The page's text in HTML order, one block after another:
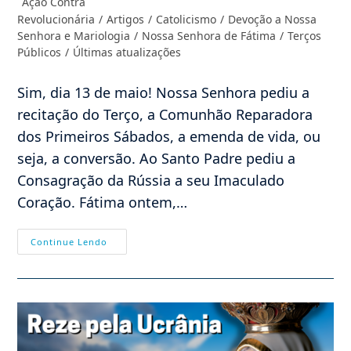
post:
do
post:
Revolucionária / Artigos / Catolicismo / Devoção a Nossa
Senhora e Mariologia / Nossa Senhora de Fátima / Terços
Públicos / Últimas atualizações
Sim, dia 13 de maio! Nossa Senhora pediu a
recitação do Terço, a Comunhão Reparadora
dos Primeiros Sábados, a emenda de vida, ou
seja, a conversão. Ao Santo Padre pediu a
Consagração da Rússia a seu Imaculado
Coração. Fátima ontem,…
Continue Lendo
De
De
Participar
Da
Marcha
Por